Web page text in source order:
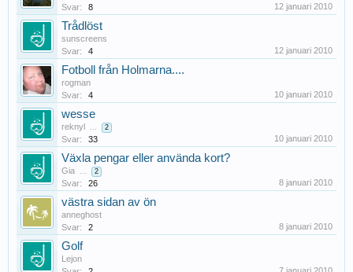
Svar:
8 12 januari 2010
Trådlöst
sunscreens
Svar:
4 12 januari 2010
Fotboll från Holmarna....
rogman
Svar:
4 10 januari 2010
wesse
reknyl ... 2
Svar: 33 10 januari 2010
Växla pengar eller använda kort?
Gia ... 2
Svar: 26 8 januari 2010
västra sidan av ön
anneghost
Svar:
2 8 januari 2010
Golf
Lejon